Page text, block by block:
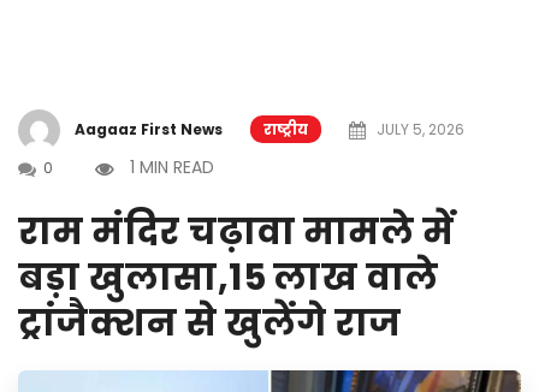
Aagaaz First News राष्ट्रीय
JULY 5, 2026
0
1 MIN READ
राम मंदिर चढ़ावा मामले में
बड़ा खुलासा,15 लाख वाले
ट्रांजैक्शन से खुलेंगे राज